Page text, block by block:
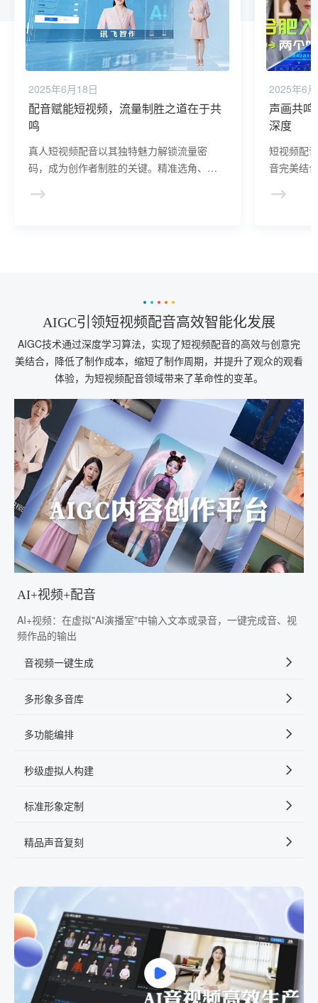
2025年6月18日
配音赋能短视频，流量制胜之道在于共
鸣
真人短视频配音以其独特魅力解锁流量密
码，成为创作者制胜的关键。精准选角、细
值，引发观众共鸣，推动广泛传播。
2025年6
声画共鸣
深度
短视频配
音完美结
AIGC引领短视频配音高效智能化发展
AIGC技术通过深度学习算法，实现了短视频配音的高效与创意完
美结合，降低了制作成本，缩短了制作周期，并提升了观众的观看
体验，为短视频配音领域带来了革命性的变革。
AI+视频+配音
AI+视频：在虚拟"AI演播室"中输入文本或录音，一键完成音、视
频作品的输出
音视频一键生成
多形象多音库
多功能编排
秒级虚拟人构建
标准形象定制
精品声音复刻